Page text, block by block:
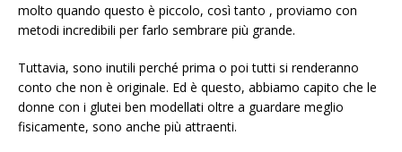
molto quando questo è piccolo, così tanto , proviamo con
metodi incredibili per farlo sembrare più grande.
Tuttavia, sono inutili perché prima o poi tutti si renderanno
conto che non è originale. Ed è questo, abbiamo capito che le
donne con i glutei ben modellati oltre a guardare meglio
fisicamente, sono anche più attraenti.